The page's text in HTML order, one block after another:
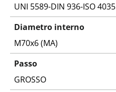
UNI 5589-DIN 936-ISO 4035
Diametro interno
M70x6 (MA)
Passo
GROSSO